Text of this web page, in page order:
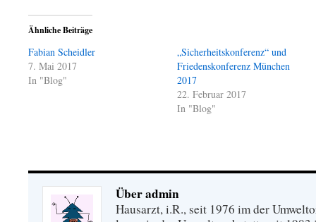
Ähnliche Beiträge
Fabian Scheidler
7. Mai 2017
In "Blog"
„Sicherheitskonferenz“ und
Friedenskonferenz München
2017
22. Februar 2017
In "Blog"
Über admin
Hausarzt, i.R., seit 1976 im der